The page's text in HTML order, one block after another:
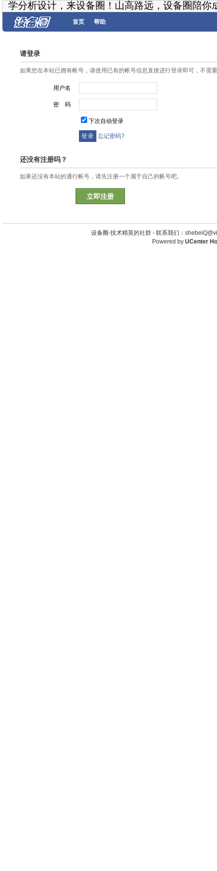
学分析设计，来设备圈！山高路远，设备圈陪你
首页 帮助
请登录
如果您在本站已拥有帐号，请使用已有的帐号信息直接进行登录即可，不需
用户名
密 码
下次自动登录
忘记密码?
还没有注册吗？
如果还没有本站的通行帐号，请先注册一个属于自己的帐号吧。
立即注册
设备圈-技术精英的社群 - 联系我们：
Powered by UCenter